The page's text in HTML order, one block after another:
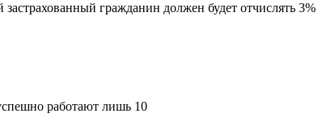
гражданин должен будет отчислять 3%
работают лишь 10